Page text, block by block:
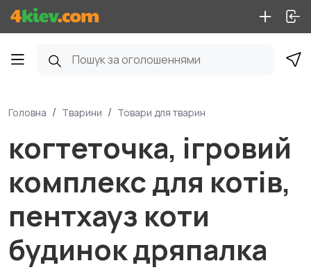
Головна Тварини Товари для тварин
когтеточка, ігровий
комплекс для котів,
пентхауз коти
будинок дряпалка